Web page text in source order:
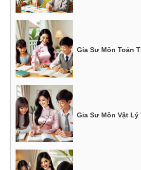
Gia Sư Môn Toán
Gia Sư Môn Vật Lý